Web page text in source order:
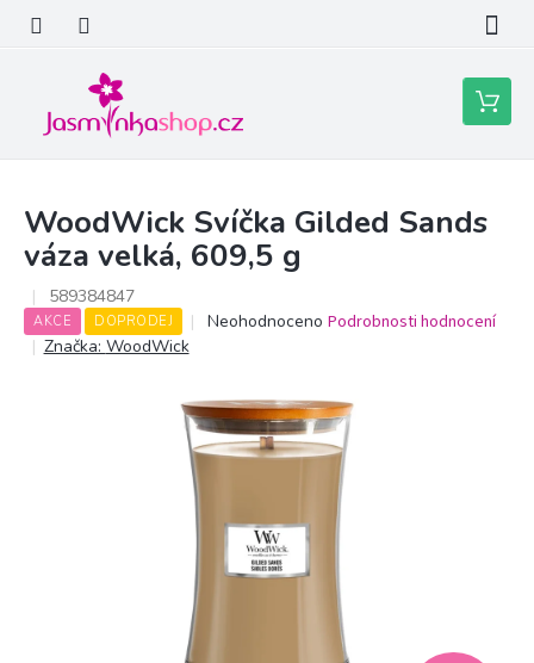
obsah
Nákupní
košík
WoodWick Svíčka Gilded Sands
váza velká, 609,5 g
589384847
AKCE DOPRODEJ
Průměrné
0,0
z
5
Neohodnoceno Podrobnosti hodnocení
Značka: WoodWick